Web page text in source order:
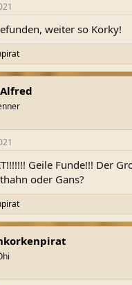
weiter so Korky!
Geile Funde!!! Der
oder Gans?